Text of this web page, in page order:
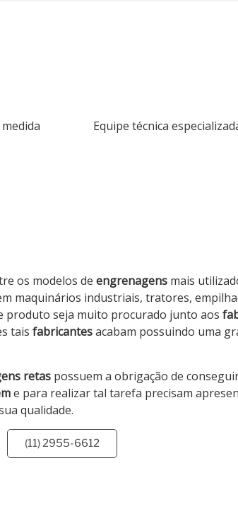
Equipe técnica
os modelos de engrenagens mais
maquinários industriais, tratores,
produto seja muito procurado junto aos
tais fabricantesacabam possuindo uma
retas possuem a obrigação de
e para realizar tal tarefa precisam
qualidade.
(11) 2955-6612